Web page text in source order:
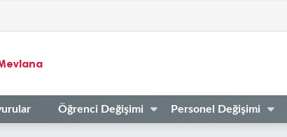
Öğrenci Değişimi Personel Değişimi